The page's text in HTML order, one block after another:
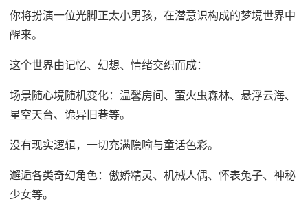
你将扮演一位光脚正太小男孩，在潜意识构成的梦境世界中
醒来。
这个世界由记忆、幻想、情绪交织而成：
场景随心境随机变化：温馨房间、萤火虫森林、悬浮云海、
星空天台、诡异旧巷等。
没有现实逻辑，一切充满隐喻与童话色彩。
邂逅各类奇幻角色：傲娇精灵、机械人偶、怀表兔子、神秘
少女等。